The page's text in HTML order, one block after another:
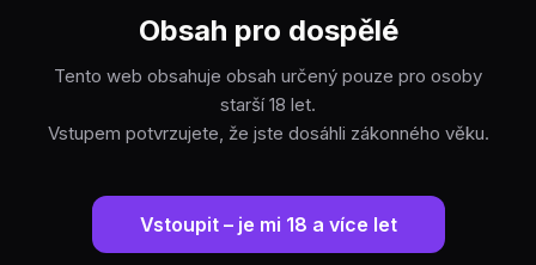
Obsah pro dospělé
Tento web obsahuje obsah určený pouze pro osoby
starší 18 let.
Vstupem potvrzujete, že jste dosáhli zákonného věku.
Vstoupit – je mi 18 a více let